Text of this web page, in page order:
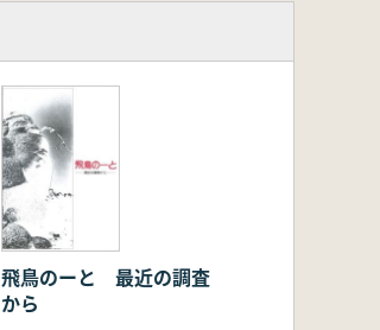
飛鳥のーと 最近の調査
から